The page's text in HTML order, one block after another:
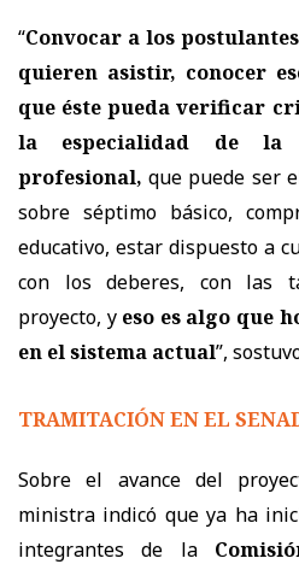
“Convocar a los
quieren asistir, conocer
que éste pueda verificar
la especialidad de la
profesional,que puede ser
sobre séptimo básico,
educativo, estar dispuesto a
con los deberes, con las
proyecto, yeso es algo que
en el sistema actual”,
TRAMITACIÓN EN EL
Sobre el avance del
ministra indicó que ya ha
integrantes de la